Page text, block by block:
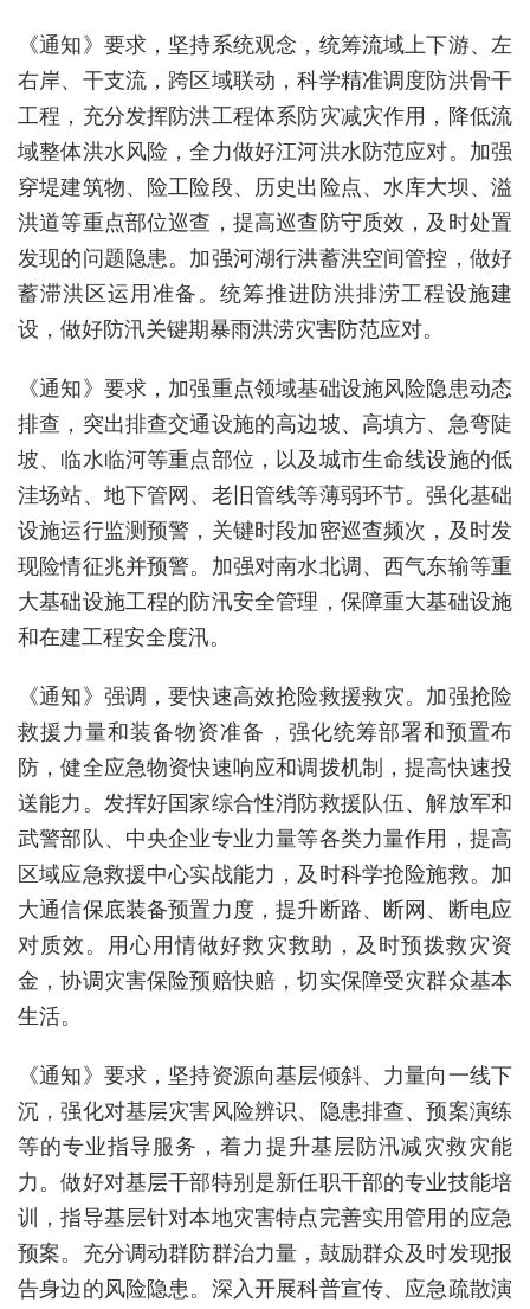
《通知》要求，坚持系统观念，统筹流域上下游、左
右岸、干支流，跨区域联动，科学精准调度防洪骨干
工程，充分发挥防洪工程体系防灾减灾作用，降低流
域整体洪水风险，全力做好江河洪水防范应对。加强
穿堤建筑物、险工险段、历史出险点、水库大坝、溢
洪道等重点部位巡查，提高巡查防守质效，及时处置
发现的问题隐患。加强河湖行洪蓄洪空间管控，做好
蓄滞洪区运用准备。统筹推进防洪排涝工程设施建
设，做好防汛关键期暴雨洪涝灾害防范应对。
《通知》要求，加强重点领域基础设施风险隐患动态
排查，突出排查交通设施的高边坡、高填方、急弯陡
坡、临水临河等重点部位，以及城市生命线设施的低
洼场站、地下管网、老旧管线等薄弱环节。强化基础
设施运行监测预警，关键时段加密巡查频次，及时发
现险情征兆并预警。加强对南水北调、西气东输等重
大基础设施工程的防汛安全管理，保障重大基础设施
和在建工程安全度汛。
《通知》强调，要快速高效抢险救援救灾。加强抢险
救援力量和装备物资准备，强化统筹部署和预置布
防，健全应急物资快速响应和调拨机制，提高快速投
送能力。发挥好国家综合性消防救援队伍、解放军和
武警部队、中央企业专业力量等各类力量作用，提高
区域应急救援中心实战能力，及时科学抢险施救。加
大通信保底装备预置力度，提升断路、断网、断电应
对质效。用心用情做好救灾救助，及时预拨救灾资
金，协调灾害保险预赔快赔，切实保障受灾群众基本
生活。
《通知》要求，坚持资源向基层倾斜、力量向一线下
沉，强化对基层灾害风险辨识、隐患排查、预案演练
等的专业指导服务，着力提升基层防汛减灾救灾能
力。做好对基层干部特别是新任职干部的专业技能培
训，指导基层针对本地灾害特点完善实用管用的应急
预案。充分调动群防群治力量，鼓励群众及时发现报
告身边的风险隐患。深入开展科普宣传、应急疏散演